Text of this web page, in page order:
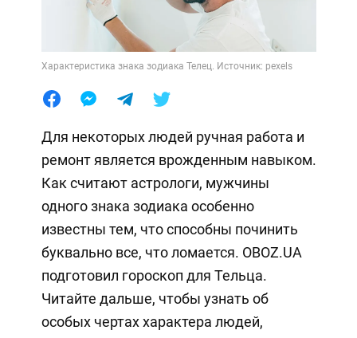
Характеристика знака зодиака Телец. Источник: pexels
Для некоторых людей ручная работа и
ремонт является врожденным навыком.
Как считают астрологи, мужчины
одного знака зодиака особенно
известны тем, что способны починить
буквально все, что ломается. OBOZ.UA
подготовил гороскоп для Тельца.
Читайте дальше, чтобы узнать об
особых чертах характера людей,